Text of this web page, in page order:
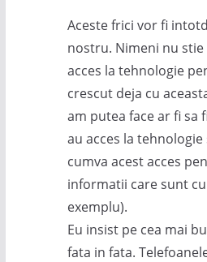
Aceste frici vor fi
nostru. Nimeni nu
acces la tehnologie
crescut deja cu
am putea face ar fi sa
au acces la
cumva acest acces
informatii care sunt
exemplu).
Eu insist pe cea mai
fata in fata.